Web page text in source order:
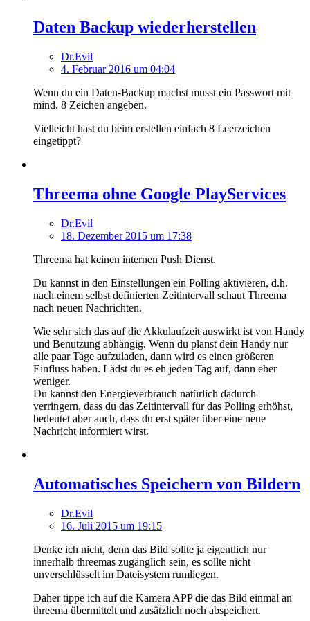
Daten Backup wiederherstellen
Dr.Evil
4. Februar 2016 um 04:04
Wenn du ein Daten-Backup machst musst ein Passwort mit
mind. 8 Zeichen angeben.
Vielleicht hast du beim erstellen einfach 8 Leerzeichen
eingetippt?
Threema ohne Google PlayServices
Dr.Evil
18. Dezember 2015 um 17:38
Threema hat keinen internen Push Dienst.
Du kannst in den Einstellungen ein Polling aktivieren, d.h.
nach einem selbst definierten Zeitintervall schaut Threema
nach neuen Nachrichten.
Wie sehr sich das auf die Akkulaufzeit auswirkt ist von Handy
und Benutzung abhängig. Wenn du planst dein Handy nur
alle paar Tage aufzuladen, dann wird es einen größeren
Einfluss haben. Lädst du es eh jeden Tag auf, dann eher
weniger.
Du kannst den Energieverbrauch natürlich dadurch
verringern, dass du das Zeitintervall für das Polling erhöhst,
bedeutet aber auch, dass du erst später über eine neue
Nachricht informiert wirst.
Automatisches Speichern von Bildern
Dr.Evil
16. Juli 2015 um 19:15
Denke ich nicht, denn das Bild sollte ja eigentlich nur
innerhalb threemas zugänglich sein, es sollte nicht
unverschlüsselt im Dateisystem rumliegen.
Daher tippe ich auf die Kamera APP die das Bild einmal an
threema übermittelt und zusätzlich noch abspeichert.